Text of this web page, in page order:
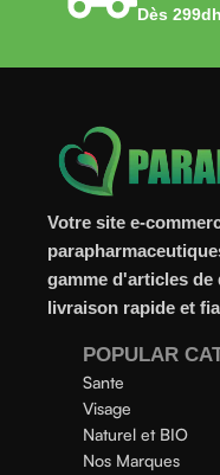
Dès
Votre site e-
gamme d'articles de
livraison rapide et
POPULAR
Sante
Visage
Naturel et BIO
Nos Marques